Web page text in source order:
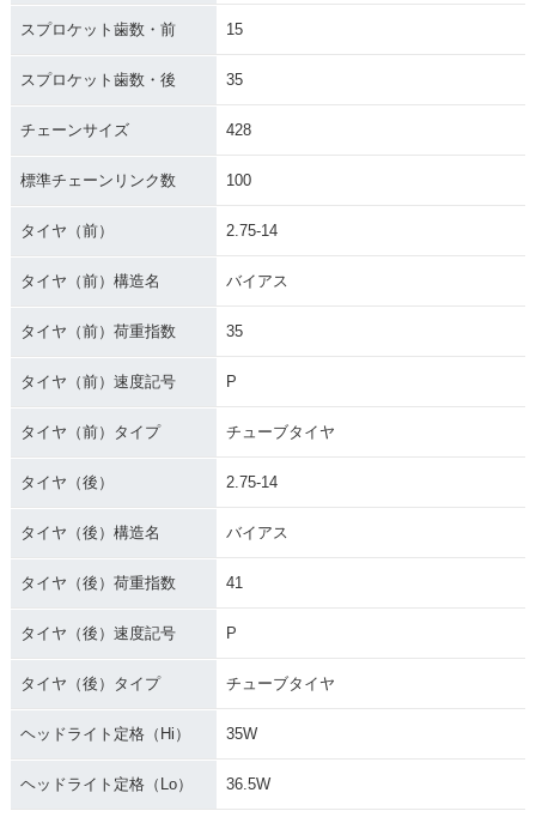
スプロケット歯数・前 15
スプロケット歯数・後 35
チェーンサイズ 428
標準チェーンリンク数 100
タイヤ（前） 2.75-14
タイヤ（前）構造名 バイアス
タイヤ（前）荷重指数 35
タイヤ（前）速度記号 P
タイヤ（前）タイプ チューブタイヤ
タイヤ（後） 2.75-14
タイヤ（後）構造名 バイアス
タイヤ（後）荷重指数 41
タイヤ（後）速度記号 P
タイヤ（後）タイプ チューブタイヤ
ヘッドライト定格（Hi） 35W
ヘッドライト定格（Lo） 36.5W